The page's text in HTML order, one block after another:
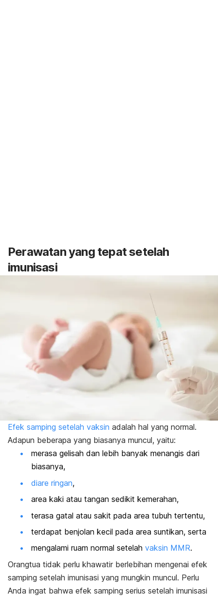
Perawatan yang tepat setelah
imunisasi
Efek samping setelah vaksin adalah hal yang normal.
Adapun beberapa yang biasanya muncul, yaitu:
merasa gelisah dan lebih banyak menangis dari
biasanya,
diare ringan,
area kaki atau tangan sedikit kemerahan,
terasa gatal atau sakit pada area tubuh tertentu,
terdapat benjolan kecil pada area suntikan, serta
mengalami ruam normal setelah vaksin MMR.
Orangtua tidak perlu khawatir berlebihan mengenai efek
samping setelah imunisasi yang mungkin muncul. Perlu
Anda ingat bahwa efek samping serius setelah imunisasi